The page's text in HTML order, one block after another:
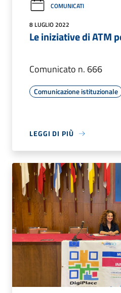
COMUNICATI
8 LUGLIO 2022
Le iniziative di ATM
Comunicato n. 666
Comunicazione istituzionale
LEGGI DI PIÙ